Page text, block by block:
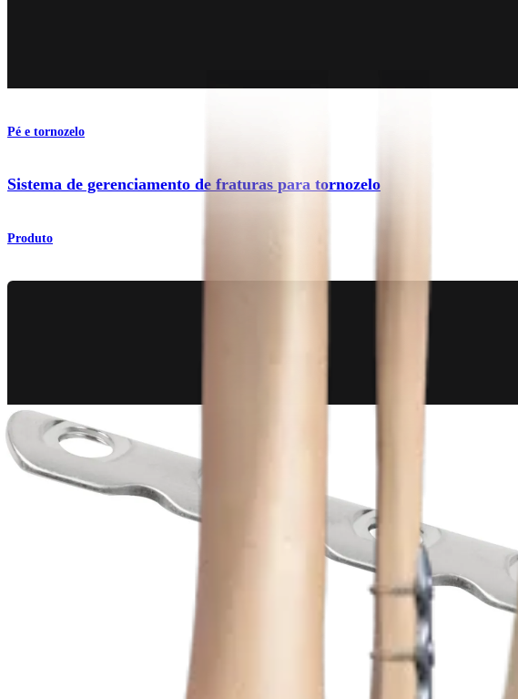
Pé e tornozelo
Sistema de gerenciamento de fraturas para tornozelo
Produto
Sistema de gerenciamento de fraturas para tornozelo